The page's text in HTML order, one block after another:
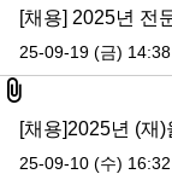
25-09-19 (금) 14:38
첨부파일
25-09-10 (수) 16:32